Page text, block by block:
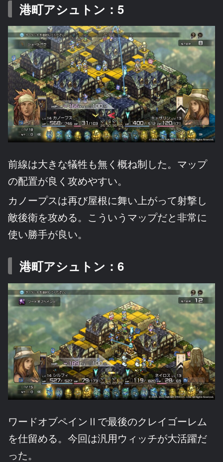
港町アシュトン：5
前線は大きな犠牲も無く概ね制した。マップ
の配置が良く攻めやすい。
カノープスは再び屋根に舞い上がって射撃し
敵後衛を攻める。こういうマップだと非常に
使い勝手が良い。
港町アシュトン：6
ワードオブペインⅡで最後のクレイゴーレム
を仕留める。今回は汎用ウィッチが大活躍だ
った。